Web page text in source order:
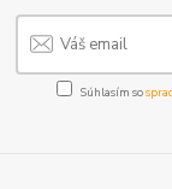
Súhlasím so